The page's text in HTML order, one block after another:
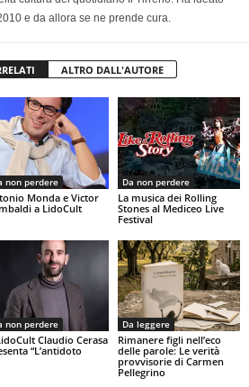
e da allora se ne prende cura.
ALTRO DALL'AUTORE
non perdere
Monda e Victor
a LidoCult
Da non perdere
La musica dei Rolling
Stones al Mediceo Live
Festival
non perdere
Claudio Cerasa
“L’antidoto
Da leggere
Rimanere figli nell’eco
delle parole: Le verità
provvisorie di Carmen
Pellegrino